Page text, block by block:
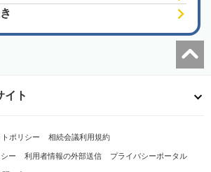
イト
ポリシー 相続会議利用規約
ー 利用者情報の外部送信 プライバシーポータル